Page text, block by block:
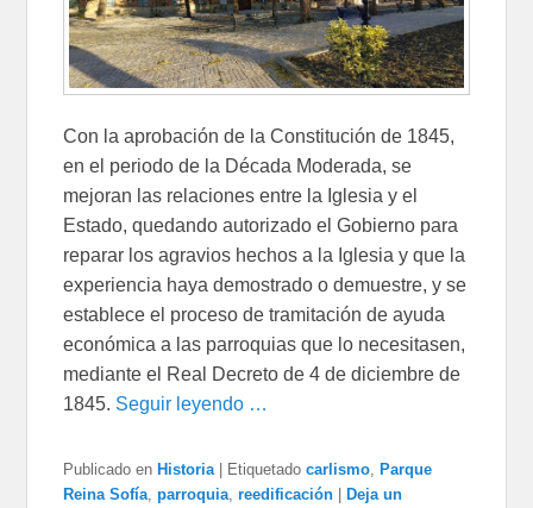
Con la aprobación de la Constitución de 1845,
en el periodo de la Década Moderada, se
mejoran las relaciones entre la Iglesia y el
Estado, quedando autorizado el Gobierno para
reparar los agravios hechos a la Iglesia y que la
experiencia haya demostrado o demuestre, y se
establece el proceso de tramitación de ayuda
económica a las parroquias que lo necesitasen,
mediante el Real Decreto de 4 de diciembre de
1845. Seguir leyendo …
Publicado en Historia Etiquetado carlismo
Parque
Reina Sofía ,parroquia ,reedificación
Deja un